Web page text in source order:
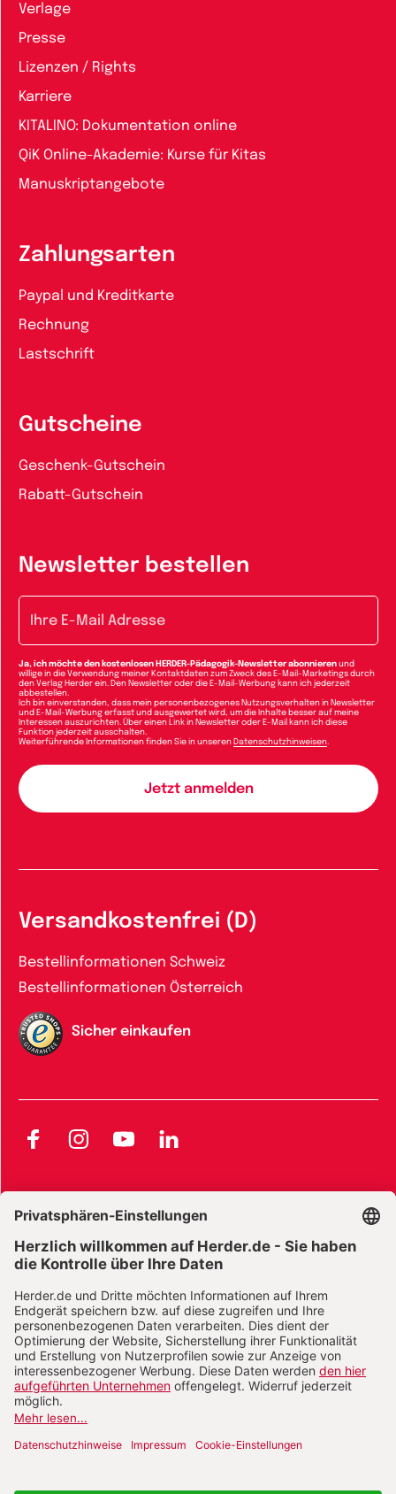
Verlage
Presse
Lizenzen / Rights
Karriere
KITALINO: Dokumentation online
QiK Online-Akademie: Kurse für Kitas
Manuskriptangebote
Zahlungsarten
Paypal und Kreditkarte
Rechnung
Lastschrift
Gutscheine
Geschenk-Gutschein
Rabatt-Gutschein
Newsletter bestellen
Ja, ich möchte den kostenlosen HERDER-Pädagogik-Newsletter abonnieren und
willige in die Verwendung meiner Kontaktdaten zum Zweck des E-Mail-Marketings durch
den Verlag Herder ein. Den Newsletter oder die E-Mail-Werbung kann ich jederzeit
abbestellen.
Ich bin einverstanden, dass mein personenbezogenes Nutzungsverhalten in Newsletter
und E-Mail-Werbung erfasst und ausgewertet wird, um die Inhalte besser auf meine
Interessen auszurichten. Über einen Link in Newsletter oder E-Mail kann ich diese
Funktion jederzeit ausschalten.
Weiterführende Informationen finden Sie in unseren Datenschutzhinweisen.
Versandkostenfrei (D)
Bestellinformationen Schweiz
Bestellinformationen Österreich
Sicher einkaufen
FacebookInstagramYouTubeLinkedIn
Widerrufsbelehrung E-Books
Widerrufsbelehrung Zeitschriften Datenschutz
Datenschutz Social Media Barrierefreiheit
Vertrag widerrufen